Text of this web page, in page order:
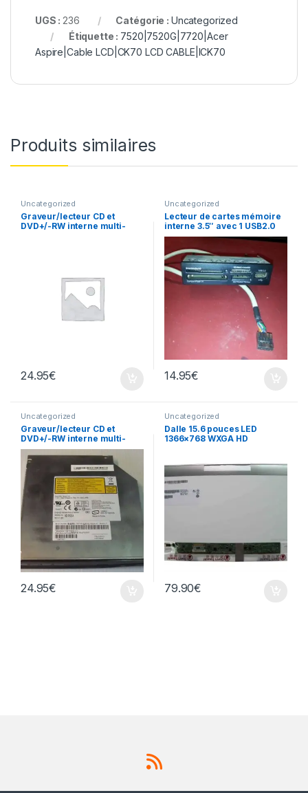
UGS : 236 Catégorie : Uncategorized
Étiquette : 7520|7520G|7720|Acer
Aspire|Cable LCD|CK70 LCD CABLE|ICK70
Produits similaires
Uncategorized
Graveur/lecteur CD et
DVD+/-RW interne multi-
24.95€
Uncategorized
Lecteur de cartes mémoire
interne 3.5″ avec 1 USB2.0
14.95€
Uncategorized
Graveur/lecteur CD et
DVD+/-RW interne multi-
recorder portable AD-7530A
24.95€
Uncategorized
Dalle 15.6 pouces LED
1366×768 WXGA HD
79.90€